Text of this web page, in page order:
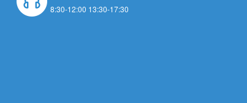
8:30-12:00 13:30-17:30